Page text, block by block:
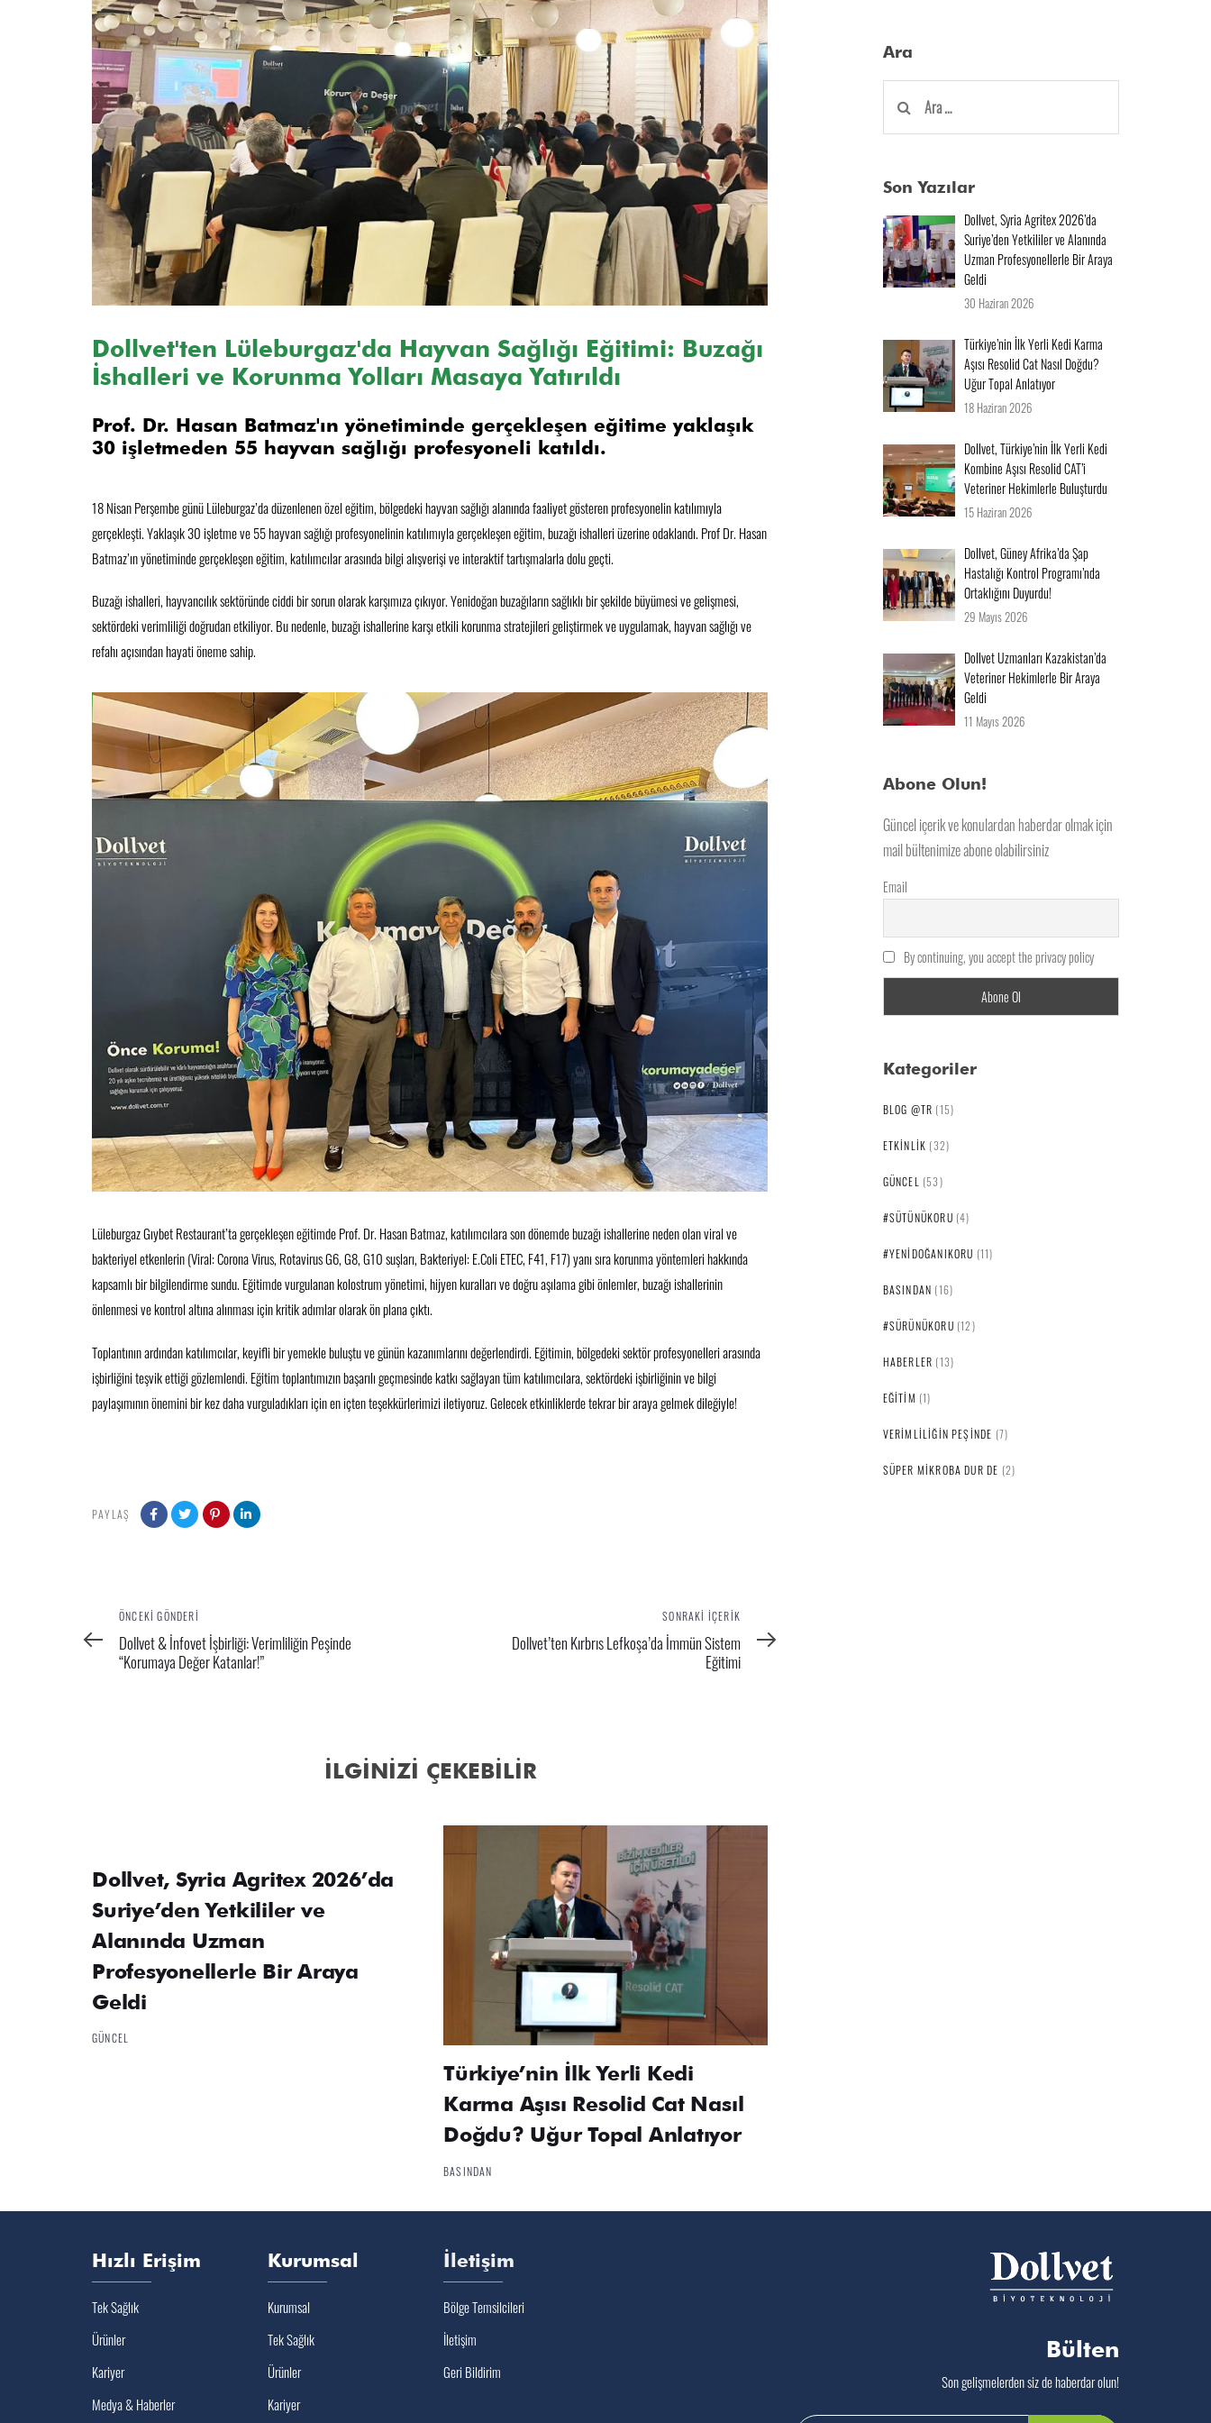
Dollvet'ten Lüleburgaz'da Hayvan Sağlığı Eğitimi: Buzağı
İshalleri ve Korunma Yolları Masaya Yatırıldı
Prof. Dr. Hasan Batmaz'ın yönetiminde gerçekleşen eğitime yaklaşık
30 işletmeden 55 hayvan sağlığı profesyoneli katıldı.
18 Nisan Perşembe günü Lüleburgaz’da düzenlenen özel eğitim, bölgedeki hayvan sağlığı alanında faaliyet gösteren profesyonelin katılımıyla
gerçekleşti. Yaklaşık 30 işletme ve 55 hayvan sağlığı profesyonelinin katılımıyla gerçekleşen eğitim, buzağı ishalleri üzerine odaklandı. Prof Dr. Hasan
Batmaz’ın yönetiminde gerçekleşen eğitim, katılımcılar arasında bilgi alışverişi ve interaktif tartışmalarla dolu geçti.
Buzağı ishalleri, hayvancılık sektöründe ciddi bir sorun olarak karşımıza çıkıyor. Yenidoğan buzağıların sağlıklı bir şekilde büyümesi ve gelişmesi,
sektördeki verimliliği doğrudan etkiliyor. Bu nedenle, buzağı ishallerine karşı etkili korunma stratejileri geliştirmek ve uygulamak, hayvan sağlığı ve
refahı açısından hayati öneme sahip.
Lüleburgaz Gıybet Restaurant’ta gerçekleşen eğitimde Prof. Dr. Hasan Batmaz, katılımcılara son dönemde buzağı ishallerine neden olan viral ve
bakteriyel etkenlerin (Viral: Corona Virus, Rotavirus G6, G8, G10 suşları, Bakteriyel: E.Coli ETEC, F41, F17) yanı sıra korunma yöntemleri hakkında
kapsamlı bir bilgilendirme sundu. Eğitimde vurgulanan kolostrum yönetimi, hijyen kuralları ve doğru aşılama gibi önlemler, buzağı ishallerinin
önlenmesi ve kontrol altına alınması için kritik adımlar olarak ön plana çıktı.
Toplantının ardından katılımcılar, keyifli bir yemekle buluştu ve günün kazanımlarını değerlendirdi. Eğitimin, bölgedeki sektör profesyonelleri arasında
işbirliğini teşvik ettiği gözlemlendi. Eğitim toplantımızın başarılı geçmesinde katkı sağlayan tüm katılımcılara, sektördeki işbirliğinin ve bilgi
paylaşımının önemini bir kez daha vurguladıkları için en içten teşekkürlerimizi iletiyoruz. Gelecek etkinliklerde tekrar bir araya gelmek dileğiyle!
PAYLAŞ
Önceki
Gönderi
ÖNCEKI GÖNDERI
Dollvet & İnfovet İşbirliği: Verimliliğin Peşinde
“Korumaya Değer Katanlar!”
İçerik
SONRAKI İÇERIK
Dollvet’ten Kırbrıs Lefkoşa’da İmmün Sistem
Eğitimi
İLGİNİZİ ÇEKEBİLİR
Dollvet, Syria Agritex 2026’da
Suriye’den Yetkililer ve
Alanında Uzman
Profesyonellerle Bir Araya
Geldi
GÜNCEL
Türkiye’nin İlk Yerli Kedi
Karma Aşısı Resolid Cat Nasıl
Doğdu? Uğur Topal Anlatıyor
BASINDAN
Ara
Son Yazılar
Dollvet, Syria Agritex 2026’da
Suriye’den Yetkililer ve Alanında
Uzman Profesyonellerle Bir Araya
Geldi
30 Haziran 2026
Türkiye’nin İlk Yerli Kedi Karma
Aşısı Resolid Cat Nasıl Doğdu?
Uğur Topal Anlatıyor
18 Haziran 2026
Dollvet, Türkiye’nin İlk Yerli Kedi
Kombine Aşısı Resolid CAT’i
Veteriner Hekimlerle Buluşturdu
15 Haziran 2026
Dollvet, Güney Afrika’da Şap
Hastalığı Kontrol Programı’nda
Ortaklığını Duyurdu!
29 Mayıs 2026
Dollvet Uzmanları Kazakistan’da
Veteriner Hekimlerle Bir Araya
Geldi
11 Mayıs 2026
Abone Olun!
Güncel içerik ve konulardan haberdar olmak için
mail bültenimize abone olabilirsiniz
Email
By continuing, you accept the privacy policy
Kategoriler
BLOG @TR (15)
ETKINLIK (32)
GÜNCEL (53)
#SÜTÜNÜKORU (4)
#YENIDOĞANIKORU (11)
BASINDAN (16)
#SÜRÜNÜKORU (12)
HABERLER (13)
EĞITIM (1)
VERIMLILIĞIN PEŞINDE (7)
SÜPER MIKROBA DUR DE (2)
Hızlı Erişim
Tek Sağlık
Ürünler
Kariyer
Medya & Haberler
Kurumsal
Kurumsal
Tek Sağlık
Ürünler
Kariyer
İletişim
Bölge Temsilcileri
İletişim
Geri Bildirim
Bülten
Son gelişmelerden siz de haberdar olun!